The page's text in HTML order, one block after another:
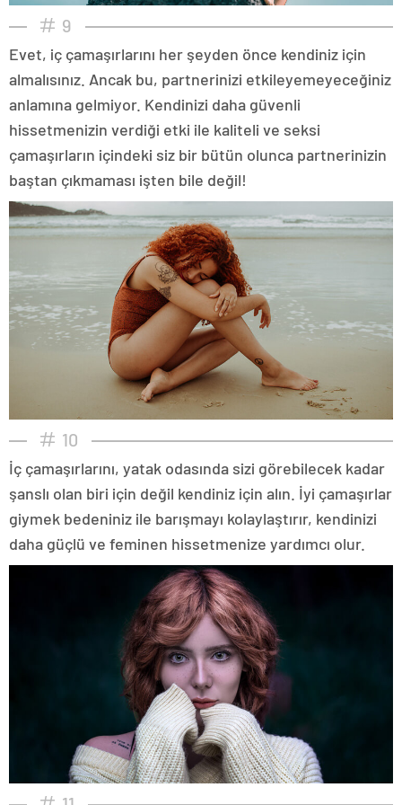
9
Evet, iç çamaşırlarını her şeyden önce kendiniz için
almalısınız. Ancak bu, partnerinizi etkileyemeyeceğiniz
anlamına gelmiyor. Kendinizi daha güvenli
hissetmenizin verdiği etki ile kaliteli ve seksi
çamaşırların içindeki siz bir bütün olunca partnerinizin
baştan çıkmaması işten bile değil!
10
İç çamaşırlarını, yatak odasında sizi görebilecek kadar
şanslı olan biri için değil kendiniz için alın. İyi çamaşırlar
giymek bedeniniz ile barışmayı kolaylaştırır, kendinizi
daha güçlü ve feminen hissetmenize yardımcı olur.